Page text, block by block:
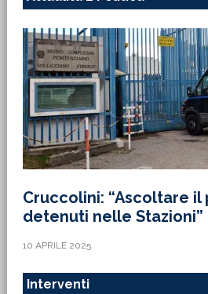
Cruccolini: “Ascoltare il
detenuti nelle Stazioni”
10 APRILE 2025
Interventi